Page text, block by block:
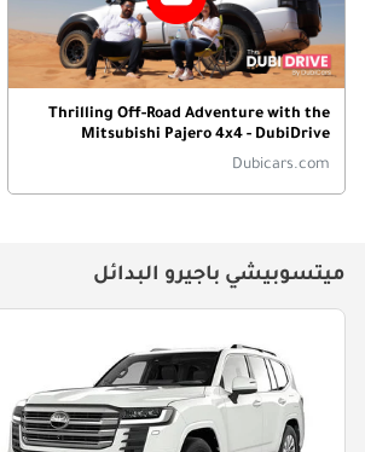
Thrilling Off-Road Adventure with the
Mitsubishi Pajero 4x4 - DubiDrive
Episode-1
Dubicars.com
ميتسوبيشي باجيرو البدائل